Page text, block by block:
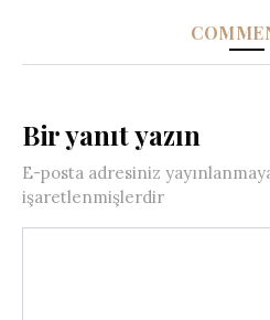
Bir yanıt yazın
E-posta adresiniz
işaretlenmişlerdir